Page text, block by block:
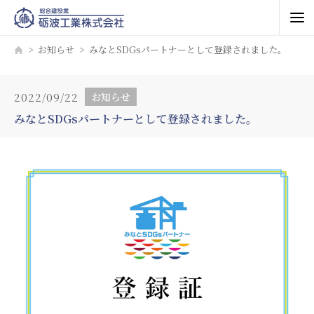
お知らせ みなとSDGsパートナーとして登録されました。
2022/09/22 お知らせ
みなとSDGsパートナーとして登録されました。